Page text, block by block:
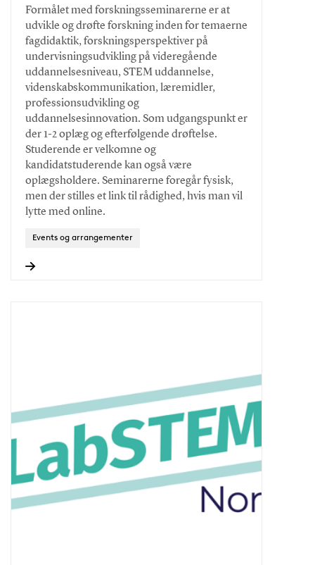
Formålet med forskningsseminarerne er at
udvikle og drøfte forskning inden for temaerne
fagdidaktik, forskningsperspektiver på
undervisningsudvikling på videregående
uddannelsesniveau, STEM uddannelse,
videnskabskommunikation, læremidler,
professionsudvikling og
uddannelsesinnovation. Som udgangspunkt er
der 1-2 oplæg og efterfølgende drøftelse.
Studerende er velkomne og
kandidatstuderende kan også være
oplægsholdere. Seminarerne foregår fysisk,
men der stilles et link til rådighed, hvis man vil
lytte med online.
Events og arrangementer